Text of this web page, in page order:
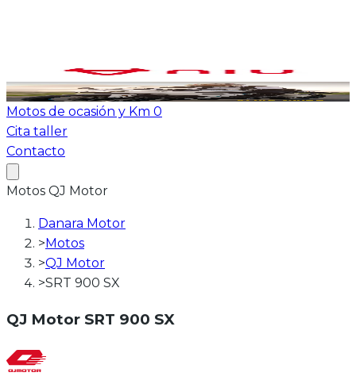
Ver todas las motos
ATV-Quad
Motos de ocasión y Km 0
Cita taller
Contacto
Motos QJ Motor
Danara Motor
>Motos
>QJ Motor
>SRT 900 SX
QJ Motor SRT 900 SX